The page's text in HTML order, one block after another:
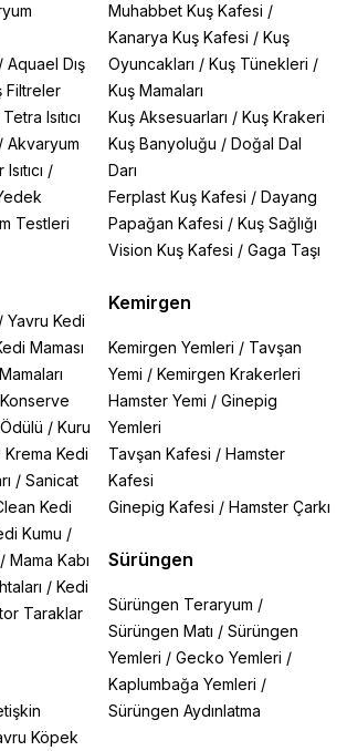
/ Aquael Dış
Filtreler
Tetra Isıtıcı
/ Akvaryum
/
Testleri
/ Yavru Kedi
Maması
Konserve
/ Kuru
Kedi
/ Sanicat
Kedi
Kumu /
/ Mama Kabı
/ Kedi
Taraklar
Köpek
Muhabbet Kuş Kafesi /
Kanarya Kuş Kafesi / Kuş
Oyuncakları / Kuş Tünekleri /
Kuş Mamaları
Kuş Aksesuarları / Kuş Krakeri
Kuş Banyoluğu / Doğal Dal
Darı
Ferplast Kuş Kafesi / Dayang
Papağan Kafesi / Kuş Sağlığı
Vision Kuş Kafesi / Gaga Taşı
Kemirgen
Kemirgen Yemleri / Tavşan
Yemi / Kemirgen Krakerleri
Hamster Yemi / Ginepig
Yemleri
Tavşan Kafesi / Hamster
Kafesi
Ginepig Kafesi / Hamster Çarkı
Sürüngen
Sürüngen Teraryum /
Sürüngen Matı / Sürüngen
Yemleri / Gecko Yemleri /
Kaplumbağa Yemleri /
Sürüngen Aydınlatma